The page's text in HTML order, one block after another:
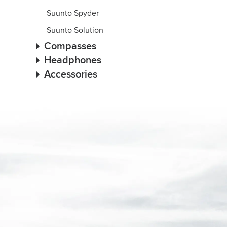
Suunto Spyder
Suunto Solution
Compasses
Headphones
Accessories